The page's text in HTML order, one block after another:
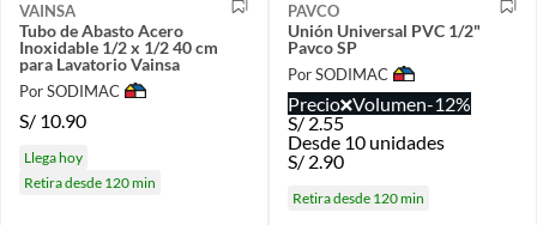
VAINSA
Tubo de Abasto Acero
Inoxidable 1/2 x 1/2 40 cm
para Lavatorio Vainsa
Por SODIMAC
S/ 10.90
Llega hoy
Retira desde 120 min
PAVCO
Unión Universal PVC 1/2"
Pavco SP
Por SODIMAC
Precio Volumen-12%
S/2.55
Desde 10 unidades
S/ 2.90
Retira desde 120 min